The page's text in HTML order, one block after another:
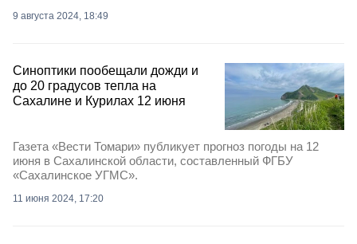
9 августа 2024, 18:49
Синоптики пообещали дожди и
до 20 градусов тепла на
Сахалине и Курилах 12 июня
Газета «Вести Томари» публикует прогноз погоды на 12
июня в Сахалинской области, составленный ФГБУ
«Сахалинское УГМС».
11 июня 2024, 17:20